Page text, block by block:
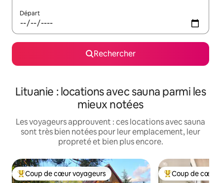
Départ
Rechercher
Lituanie : locations avec sauna parmi les
mieux notées
Les voyageurs approuvent : ces locations avec sauna
sont très bien notées pour leur emplacement, leur
propreté et bien plus encore.
Coups de cœur voyageurs les plus appréciés
Coup de cœur voyageurs Coups de cœur
Coup de cœur